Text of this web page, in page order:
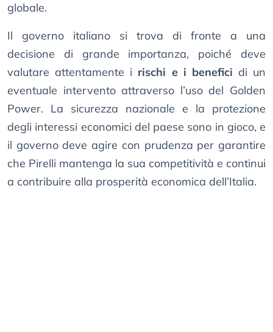
globale.
Il governo italiano si trova di fronte a una
decisione di grande importanza, poiché deve
valutare attentamente i rischi e i benefici di un
eventuale intervento attraverso l’uso del Golden
Power. La sicurezza nazionale e la protezione
degli interessi economici del paese sono in gioco, e
il governo deve agire con prudenza per garantire
che Pirelli mantenga la sua competitività e continui
a contribuire alla prosperità economica dell’Italia.